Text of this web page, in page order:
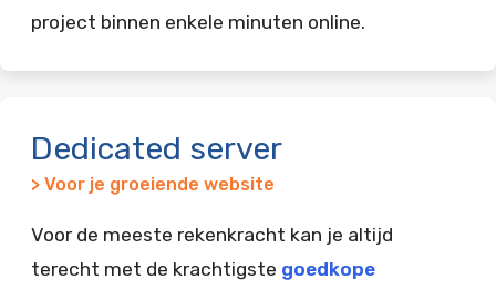
project binnen enkele minuten online.
Dedicated server
> Voor je groeiende website
Voor de meeste rekenkracht kan je altijd
terecht met de krachtigste goedkope